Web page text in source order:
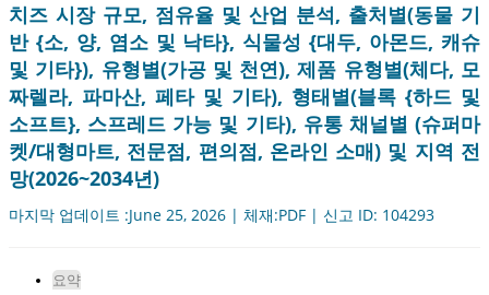
치즈 시장 규모, 점유율 및 산업 분석, 출처별(동물 기
반 {소, 양, 염소 및 낙타}, 식물성 {대두, 아몬드, 캐슈
및 기타}), 유형별(가공 및 천연), 제품 유형별(체다, 모
짜렐라, 파마산, 페타 및 기타), 형태별(블록 {하드 및
소프트}, 스프레드 가능 및 기타), 유통 채널별 (슈퍼마
켓/대형마트, 전문점, 편의점, 온라인 소매) 및 지역 전
망(2026~2034년)
마지막 업데이트 :June 25, 2026 | 체재:PDF | 신고 ID: 104293
요약